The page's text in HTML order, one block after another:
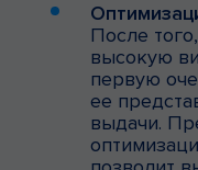
После
высокую
первую
ее
выдачи.